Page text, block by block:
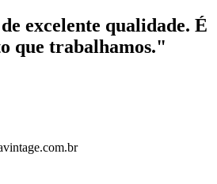
excelente qualidade. É
que trabalhamos."